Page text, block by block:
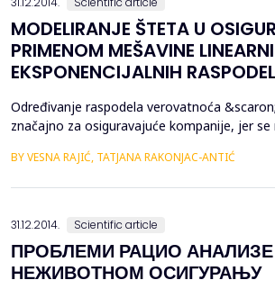
MODELIRANJE ŠTETA U
PRIMENOM MEŠAVINE
EKSPONENCIJALNIH
Određivanje raspodela verovatnoća
značajno za osiguravajuće kompanije, jer se
samopridržaj kompanije. U radu se predlaže
maksimalne v...
BY VESNA RAJIĆ, TATJANA RAKONJAC-ANTIĆ
31.12.2014. Scientific article
ПРОБЛЕМИ РАЦИО АНАЛИЗЕ
НЕЖИВОТНОМ ОСИГУРАЊУ